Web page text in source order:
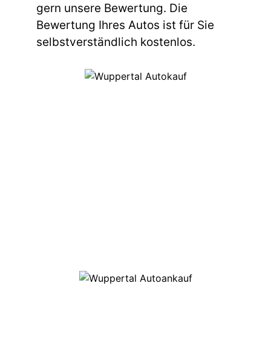
gern unsere Bewertung. Die
Bewertung Ihres Autos ist für Sie
selbstverständlich kostenlos.